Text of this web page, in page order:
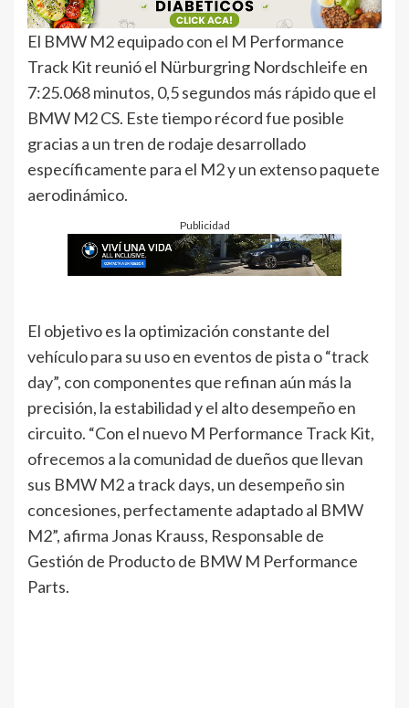
El BMW M2 equipado con el M Performance
Track Kit reunió el Nürburgring Nordschleife en
7:25.068 minutos, 0,5 segundos más rápido que el
BMW M2 CS. Este tiempo récord fue posible
gracias a un tren de rodaje desarrollado
específicamente para el M2 y un extenso paquete
aerodinámico.
Publicidad
El objetivo es la optimización constante del
vehículo para su uso en eventos de pista o “track
day”, con componentes que refinan aún más la
precisión, la estabilidad y el alto desempeño en
circuito. “Con el nuevo M Performance Track Kit,
ofrecemos a la comunidad de dueños que llevan
sus BMW M2 a track days, un desempeño sin
concesiones, perfectamente adaptado al BMW
M2”, afirma Jonas Krauss, Responsable de
Gestión de Producto de BMW M Performance
Parts.